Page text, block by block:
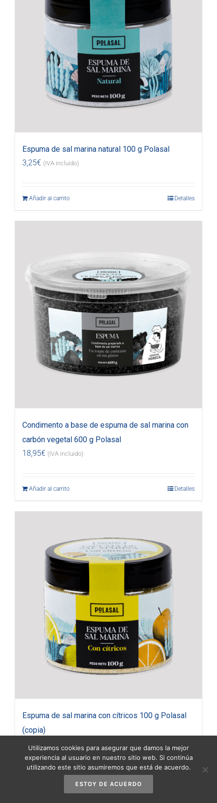
Espuma de sal marina natural 100 g Polasal
3,25€ (IVA incluido)
Añadir al carrito Detalles
Condimento a base de espuma de sal marina con
carbón vegetal 600 g Polasal
18,95€ (IVA incluido)
Añadir al carrito Detalles
Espuma de sal marina con cítricos 100 g Polasal
(copia)
3,90€ (IVA incluido)
Utilizamos cookies para asegurar que damos la mejor
experiencia al usuario en nuestro sitio web. Si continúa
utilizando este sitio asumiremos que está de acuerdo.
ESTOY DE ACUERDO